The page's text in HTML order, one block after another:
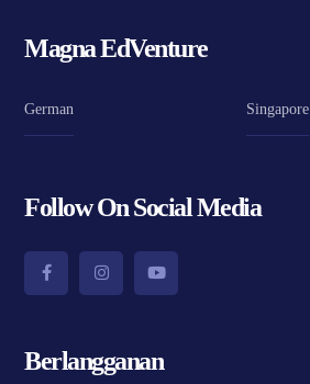
Magna EdVenture
German Singapore
Follow On Social Media
Berlangganan